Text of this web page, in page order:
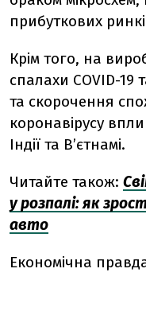
прибуткових
Крім того, на
спалахи COVID-19
та скорочення
коронавірусу
Індії та В’єтнамі.
Читайте також:
у розпалі: як
авто
Економічна